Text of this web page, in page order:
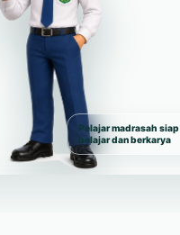
Pelajar madrasah siap
belajar dan berkarya